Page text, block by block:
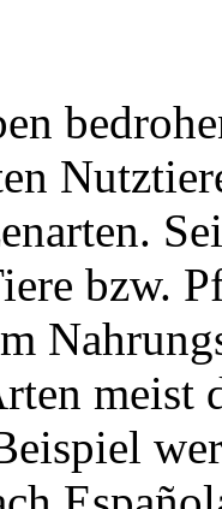
bzw.
meist